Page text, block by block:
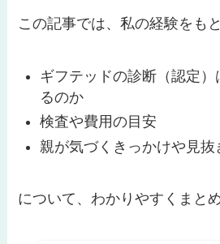
この記事では、私の経験をもと
ギフテッドの診断（認定
るのか
検査や費用の目安
親が気づくきっかけや見抜
について、わかりやすくまと